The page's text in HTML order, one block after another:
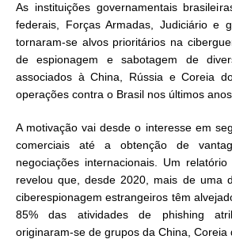
As instituições governamentais
federais, Forças Armadas, Judiciário e
tornaram-se alvos prioritários na
de espionagem e sabotagem de
associados à China, Rússia e Coreia
operações contra o Brasil nos últimos
A motivação vai desde o interesse em
comerciais até a obtenção de
negociações internacionais. Um
revelou que, desde 2020, mais de uma
ciberespionagem estrangeiros têm
85% das atividades de phishing
originaram-se de grupos da China, Coreia